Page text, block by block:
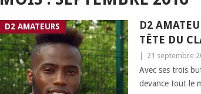
D2 AMATEURS
D2
TÊTE DU
21 septembre
Avec ses trois
devance tout le